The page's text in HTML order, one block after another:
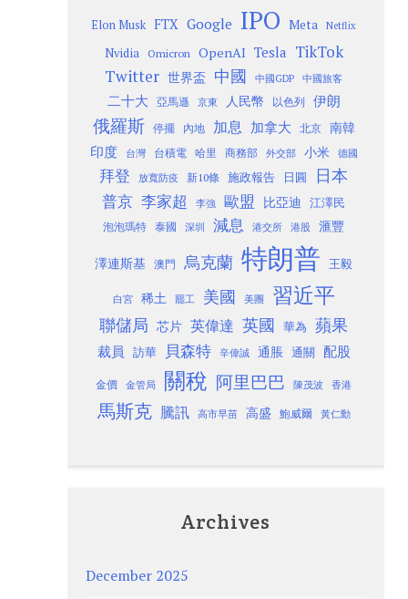
Elon Musk FTX Google IPO Meta Netflix
Nvidia Omicron OpenAI Tesla TikTok
Twitter 世界盃 中國 中國GDP 中國旅客
二十大 亞馬遜 京東 人民幣 以色列 伊朗
俄羅斯 停擺 內地 加息 加拿大 北京
南韓
印度
台灣 台積電 哈里 商務部 外交部 小米 德國
拜登 放寬防疫 新10條 施政報告 日圓 日本
普京 李家超 李強 歐盟 比亞迪 江澤民
泡泡瑪特 泰國 深圳 減息 港交所 港股 滙豐
澤連斯基 澳門 烏克蘭 特朗普 王毅
白宮 稀土 罷工 美國 美團 習近平
聯儲局 芯片 英偉達 英國 華為 蘋果
裁員 訪華 貝森特 辛偉誠 通脹 通關 配股
金價 金管局 關稅 阿里巴巴 陳茂波 香港
馬斯克 騰訊 高市早苗 高盛 鮑威爾 黃仁勳
Archives
December 2025